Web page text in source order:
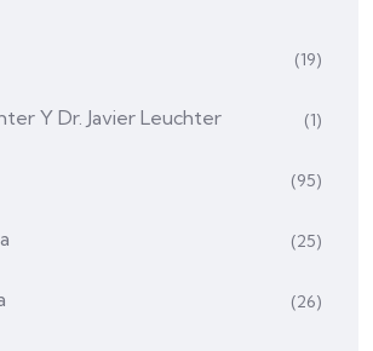
(19)
Y Dr. Javier Leuchter (1)
(95)
(25)
(26)